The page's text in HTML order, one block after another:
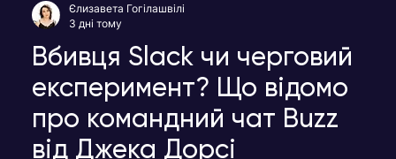
Вбивця Slack чи черговий
експеримент? Що відомо
про командний чат Buzz
від Джека Дорсі
Єлизавета Гогілашвілі
3 дні тому